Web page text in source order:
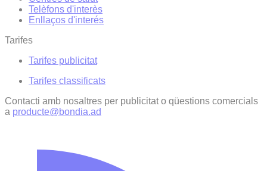
Telèfons d'interès
Enllaços d'interés
Tarifes
Tarifes publicitat
Tarifes classificats
Contacti amb nosaltres per publicitat o qüestions comercials
a producte@bondia.ad